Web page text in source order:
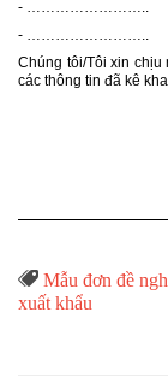
- ……………………..
- ……………………..
Chúng tôi/Tôi xin
các thông tin đã kê
Từ
Khóa
Mẫu đơn đề
xuất khẩu